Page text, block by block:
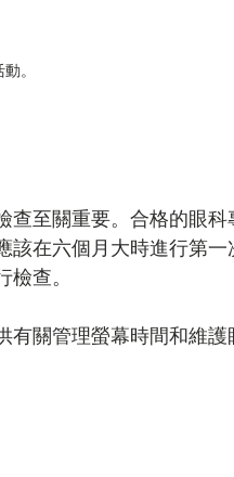
。
查至關重要。合格的眼科
該在六個月大時進行第一
查。
有關管理螢幕時間和維護